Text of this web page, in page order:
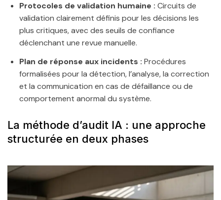
Protocoles de validation humaine : Circuits de
validation clairement définis pour les décisions les
plus critiques, avec des seuils de confiance
déclenchant une revue manuelle.
Plan de réponse aux incidents : Procédures
formalisées pour la détection, l’analyse, la correction
et la communication en cas de défaillance ou de
comportement anormal du système.
La méthode d’audit IA : une approche
structurée en deux phases